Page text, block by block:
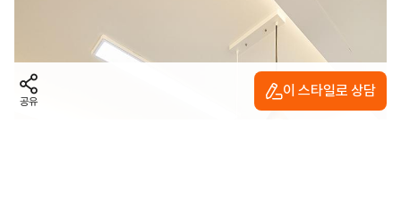
공유
이 스타일로 상담